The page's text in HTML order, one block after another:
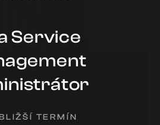
Service
TERMÍN